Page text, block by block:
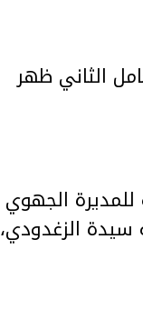
الثاني ظهر
الجهوي
الزغدودي،